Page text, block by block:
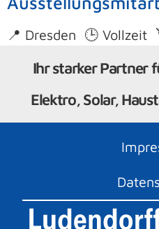
📍 Dresden 🕒
Ihr starker Partner
Elektro, Solar,